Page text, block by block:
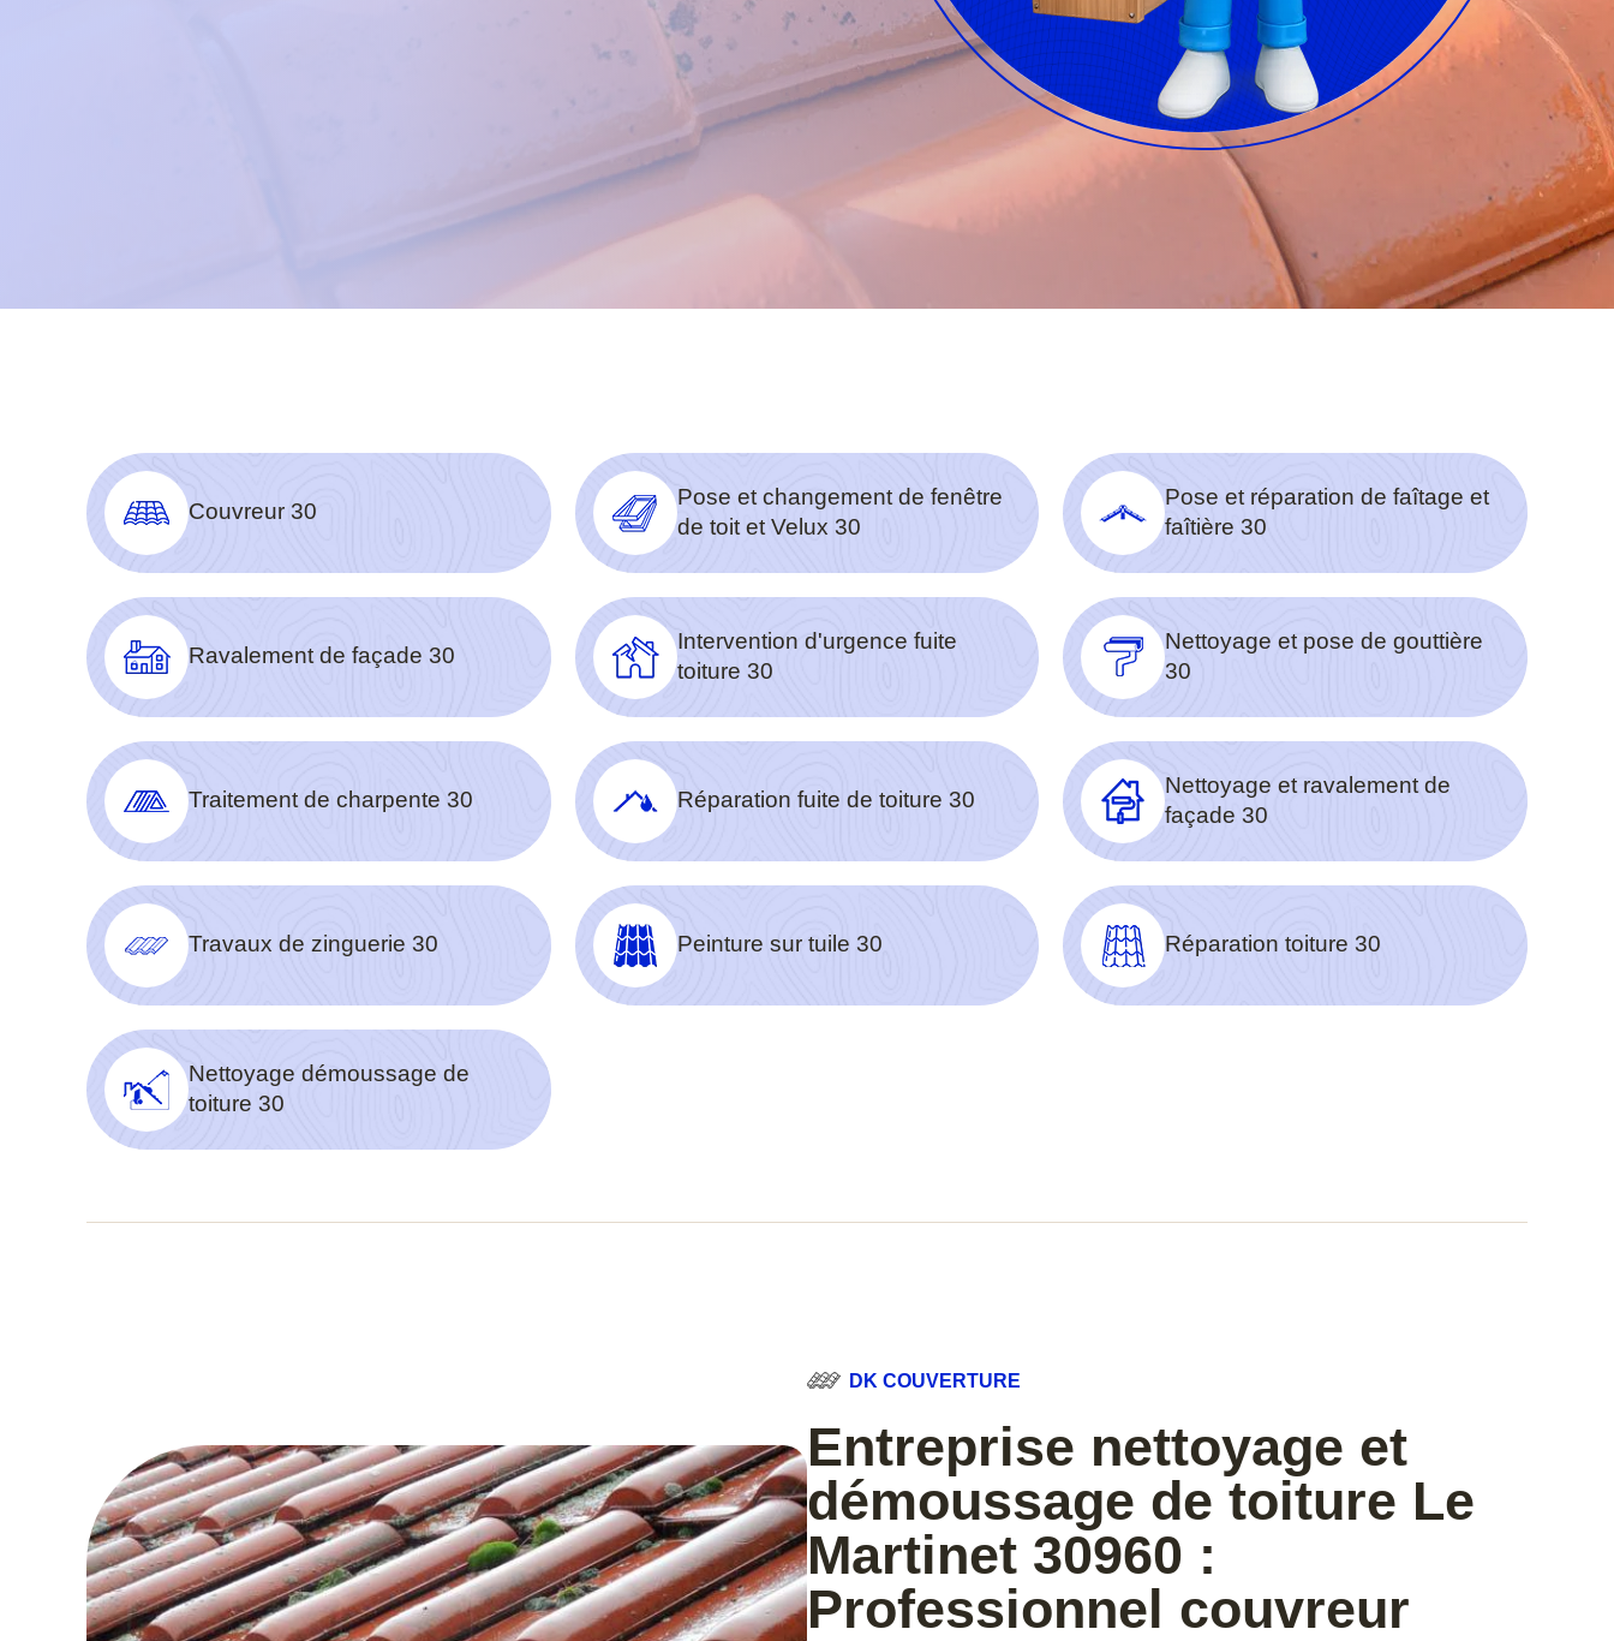
Couvreur 30
Pose et changement de fenêtre
de toit et Velux 30
Pose et réparation de faîtage et
faîtière 30
Ravalement de façade 30
Intervention d'urgence fuite
toiture 30
Nettoyage et pose de gouttière
30
Traitement de charpente 30 Réparation fuite de toiture 30
Nettoyage et ravalement de
façade 30
Travaux de zinguerie 30 Peinture sur tuile 30 Réparation toiture 30
Nettoyage démoussage de
toiture 30
DK COUVERTURE
Entreprise nettoyage et
démoussage de toiture Le
Martinet 30960 :
Professionnel couvreur